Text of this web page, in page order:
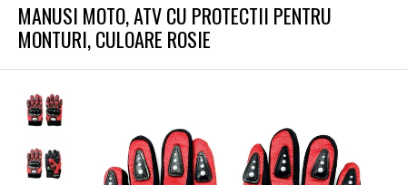
MANUSI MOTO, ATV CU PROTECTII PENTRU
MONTURI, CULOARE ROSIE